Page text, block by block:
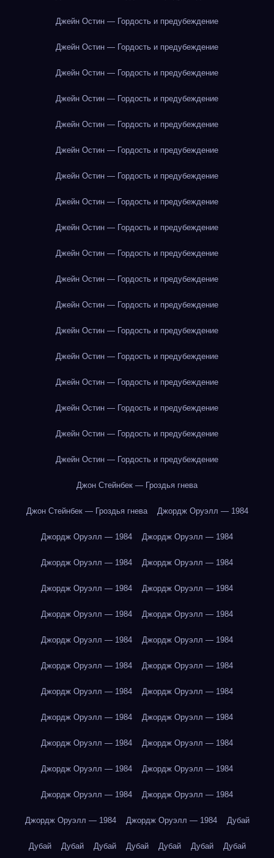
Джейн Остин — Гордость и предубеждение
Джейн Остин — Гордость и предубеждение
Джейн Остин — Гордость и предубеждение
Джейн Остин — Гордость и предубеждение
Джейн Остин — Гордость и предубеждение
Джейн Остин — Гордость и предубеждение
Джейн Остин — Гордость и предубеждение
Джейн Остин — Гордость и предубеждение
Джейн Остин — Гордость и предубеждение
Джейн Остин — Гордость и предубеждение
Джейн Остин — Гордость и предубеждение
Джейн Остин — Гордость и предубеждение
Джейн Остин — Гордость и предубеждение
Джейн Остин — Гордость и предубеждение
Джейн Остин — Гордость и предубеждение
Джейн Остин — Гордость и предубеждение
Джейн Остин — Гордость и предубеждение
Джейн Остин — Гордость и предубеждение
Джон Стейнбек — Гроздья гнева
Джон Стейнбек — Гроздья гнева Джордж Оруэлл — 1984
Джордж Оруэлл — 1984 Джордж Оруэлл — 1984
Джордж Оруэлл — 1984 Джордж Оруэлл — 1984
Джордж Оруэлл — 1984 Джордж Оруэлл — 1984
Джордж Оруэлл — 1984 Джордж Оруэлл — 1984
Джордж Оруэлл — 1984 Джордж Оруэлл — 1984
Джордж Оруэлл — 1984 Джордж Оруэлл — 1984
Джордж Оруэлл — 1984 Джордж Оруэлл — 1984
Джордж Оруэлл — 1984 Джордж Оруэлл — 1984
Джордж Оруэлл — 1984 Джордж Оруэлл — 1984
Джордж Оруэлл — 1984 Джордж Оруэлл — 1984
Джордж Оруэлл — 1984 Джордж Оруэлл — 1984
Джордж Оруэлл — 1984 Джордж Оруэлл — 1984 Дубай
Дубай Дубай Дубай Дубай Дубай Дубай Дубай